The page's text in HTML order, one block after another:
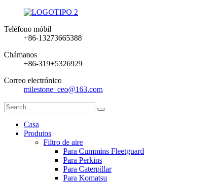
Teléfono móbil
+86-13273665388
Chámanos
+86-319+5326929
Correo electrónico
milestone_ceo@163.com
Casa
Produtos
Filtro de aire
Para Cummins Fleetguard
Para Perkins
Para Caterpillar
Para Komatsu